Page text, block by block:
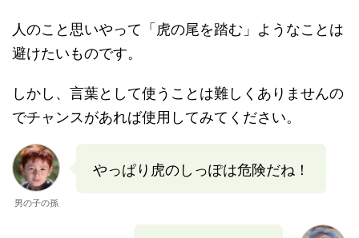
人のこと思いやって「虎の尾を踏む」ようなことは
避けたいものです。
しかし、言葉として使うことは難しくありませんの
でチャンスがあれば使用してみてください。
男の子の孫
やっぱり虎のしっぽは危険だね！